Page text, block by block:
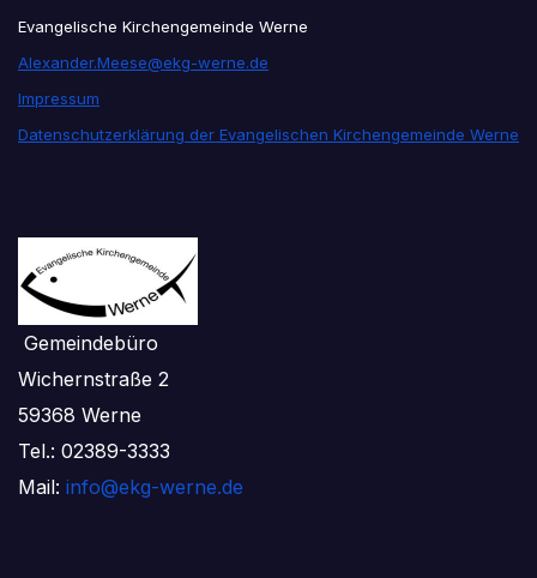
Evangelische Kirchengemeinde Werne
Alexander.Meese@ekg-werne.de
Impressum
Datenschutzerklärung der Evangelischen Kirchengemeinde Werne
Gemeindebüro
Wichernstraße 2
59368 Werne
Tel.: 02389-3333
Mail: info@ekg-werne.de